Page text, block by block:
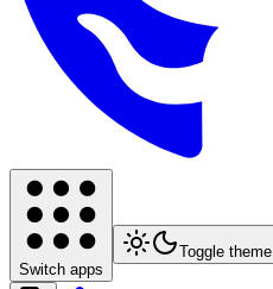
Switch apps
Toggle theme